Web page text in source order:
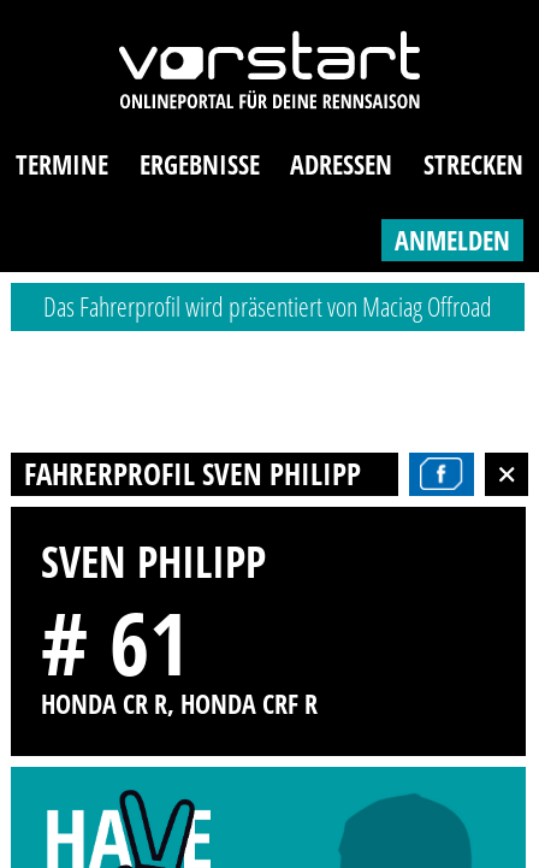
TERMINE ERGEBNISSE ADRESSEN STRECKEN
ANMELDEN
Das Fahrerprofil wird präsentiert von Maciag Offroad
FAHRERPROFIL SVEN PHILIPP
SVEN PHILIPP
# 61
HONDA CR R, HONDA CRF R